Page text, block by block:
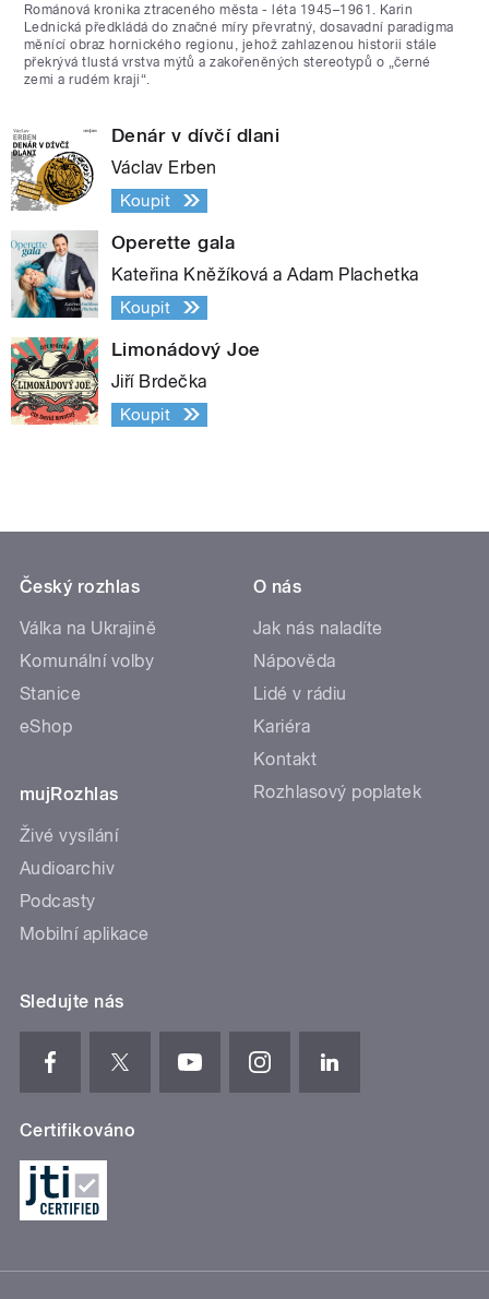
Románová kronika ztraceného města - léta 1945–1961. Karin
Lednická předkládá do značné míry převratný, dosavadní paradigma
měnící obraz hornického regionu, jehož zahlazenou historii stále
překrývá tlustá vrstva mýtů a zakořeněných stereotypů o „černé
zemi a rudém kraji“.
Denár v dívčí dlani
Václav Erben
Koupit
Operette gala
Kateřina Kněžíková a Adam Plachetka
Koupit
Limonádový Joe
Jiří Brdečka
Koupit
Český rozhlas
Válka na Ukrajině
Komunální volby
Stanice
eShop
mujRozhlas
Živé vysílání
Audioarchiv
Podcasty
Mobilní aplikace
O nás
Jak nás naladíte
Nápověda
Lidé v rádiu
Kariéra
Kontakt
Rozhlasový poplatek
Sledujte nás
Certifikováno